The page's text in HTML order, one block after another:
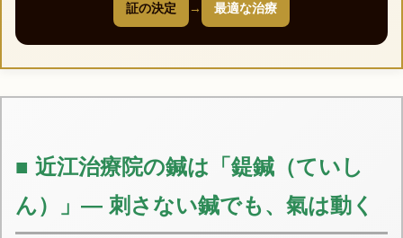
証の決定 → 最適な治療
■ 近江治療院の鍼は「鍉鍼（ていし
ん）」― 刺さない鍼でも、氣は動く